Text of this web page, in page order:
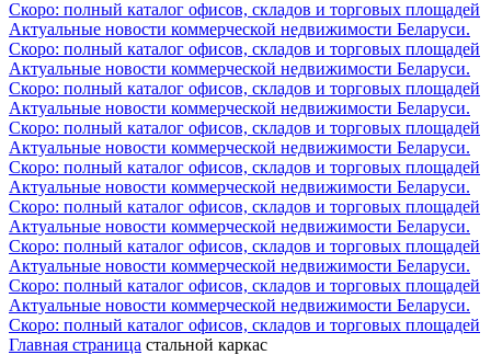
Скоро: полный каталог офисов, складов и торговых площадей
Актуальные новости коммерческой недвижимости Беларуси.
Скоро: полный каталог офисов, складов и торговых площадей
Актуальные новости коммерческой недвижимости Беларуси.
Скоро: полный каталог офисов, складов и торговых площадей
Актуальные новости коммерческой недвижимости Беларуси.
Скоро: полный каталог офисов, складов и торговых площадей
Актуальные новости коммерческой недвижимости Беларуси.
Скоро: полный каталог офисов, складов и торговых площадей
Актуальные новости коммерческой недвижимости Беларуси.
Скоро: полный каталог офисов, складов и торговых площадей
Актуальные новости коммерческой недвижимости Беларуси.
Скоро: полный каталог офисов, складов и торговых площадей
Актуальные новости коммерческой недвижимости Беларуси.
Скоро: полный каталог офисов, складов и торговых площадей
Актуальные новости коммерческой недвижимости Беларуси.
Скоро: полный каталог офисов, складов и торговых площадей
Главная страница стальной каркас